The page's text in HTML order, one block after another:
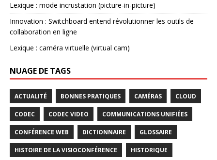
Lexique : mode incrustation (picture-in-picture)
Innovation : Switchboard entend révolutionner les outils de
collaboration en ligne
Lexique : caméra virtuelle (virtual cam)
NUAGE DE TAGS
ACTUALITÉ BONNES PRATIQUES CAMÉRAS CLOUD
CODEC CODEC VIDEO COMMUNICATIONS UNIFIÉES
CONFÉRENCE WEB DICTIONNAIRE GLOSSAIRE
HISTOIRE DE LA VISIOCONFÉRENCE HISTORIQUE